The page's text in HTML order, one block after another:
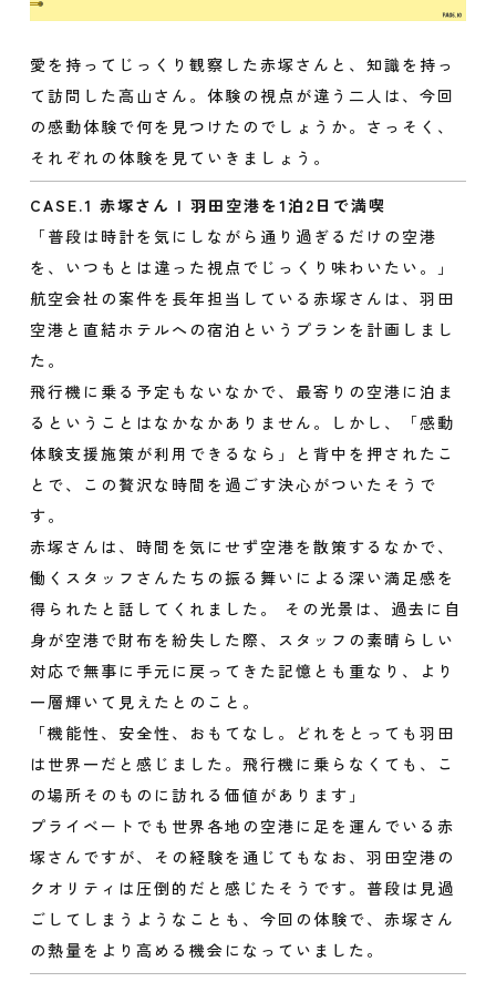
愛を持ってじっくり観察した赤塚さんと、知識を持っ
て訪問した高山さん。体験の視点が違う二人は、今回
の感動体験で何を見つけたのでしょうか。さっそく、
それぞれの体験を見ていきましょう。
CASE.1 赤塚さん | 羽田空港を1泊2日で満喫
「普段は時計を気にしながら通り過ぎるだけの空港
を、いつもとは違った視点でじっくり味わいたい。」
航空会社の案件を長年担当している赤塚さんは、羽田
空港と直結ホテルへの宿泊というプランを計画しまし
た。
飛行機に乗る予定もないなかで、最寄りの空港に泊ま
るということはなかなかありません。しかし、「感動
体験支援施策が利用できるなら」と背中を押されたこ
とで、この贅沢な時間を過ごす決心がついたそうで
す。
赤塚さんは、時間を気にせず空港を散策するなかで、
働くスタッフさんたちの振る舞いによる深い満足感を
得られたと話してくれました。 その光景は、過去に自
身が空港で財布を紛失した際、スタッフの素晴らしい
対応で無事に手元に戻ってきた記憶とも重なり、より
一層輝いて見えたとのこと。
「機能性、安全性、おもてなし。どれをとっても羽田
は世界一だと感じました。飛行機に乗らなくても、こ
の場所そのものに訪れる価値があります」
プライベートでも世界各地の空港に足を運んでいる赤
塚さんですが、その経験を通じてもなお、羽田空港の
クオリティは圧倒的だと感じたそうです。普段は見過
ごしてしまうようなことも、今回の体験で、赤塚さん
の熱量をより高める機会になっていました。